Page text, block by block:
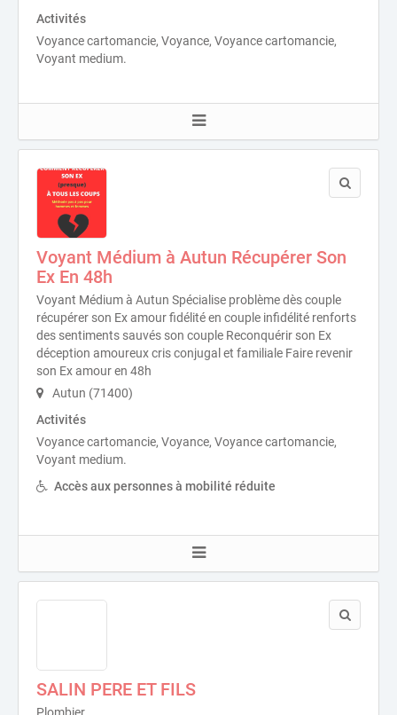
Activités
Voyance cartomancie, Voyance, Voyance cartomancie,
Voyant medium.
Voyant Médium à Autun Récupérer Son
Ex En 48h
Voyant Médium à Autun Spécialise problème dès couple
récupérer son Ex amour fidélité en couple infidélité renforts
des sentiments sauvés son couple Reconquérir son Ex
déception amoureux cris conjugal et familiale Faire revenir
son Ex amour en 48h
Autun (71400)
Activités
Voyance cartomancie, Voyance, Voyance cartomancie,
Voyant medium.
Accès aux personnes à mobilité réduite
SALIN PERE ET FILS